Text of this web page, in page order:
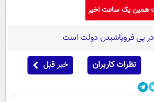
همین یک ساعت اخیر
در پی فروپاشیدن دولت است
نظرات کاربران خبر قبل